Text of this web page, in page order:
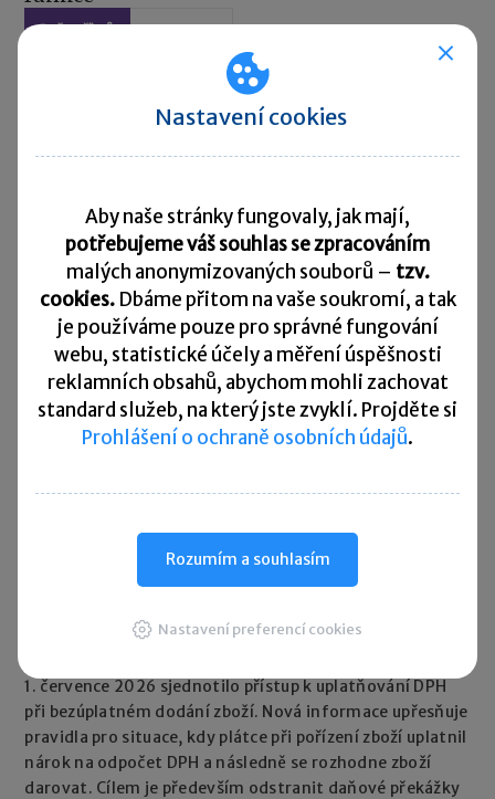
Daň z příjmů 01. 08. 2016
Jednatelé odpovídají za škodu, kterou způsobí při výkonu
funkce. Aby předcházeli dopadům svých případných
špatných rozhodnutí, mohou se pojistit. Jaké jsou daňové
aspekty pojištění odpovědnosti za škodu vzniklou při
výkonu funkce jednatele?
Změny v zákoně o DPH od května 2016
03. 06. 2016
Zatím poslední platná novela zákona o DPH vstoupila
v platnost od května tohoto roku. Jaké změny novela
přinesla a jaké další novinky naši zákonodárci v oblasti
daně z přidané hodnoty pro rok 2016 ještě plánují?
Nastíníme si v tomto článku.
2 3 4 › »
Rychlé zprávy
1. července 2026 sjednotilo přístup k uplatňování DPH
při bezúplatném dodání zboží. Nová informace upřesňuje
pravidla pro situace, kdy plátce při pořízení zboží uplatnil
nárok na odpočet DPH a následně se rozhodne zboží
darovat. Cílem je především odstranit daňové překážky
Nastavení cookies
Aby naše stránky fungovaly, jak mají,
potřebujeme váš souhlas se zpracováním
malých anonymizovaných souborů – tzv.
cookies. Dbáme přitom na vaše soukromí, a tak
je používáme pouze pro správné fungování
webu, statistické účely a měření úspěšnosti
reklamních obsahů, abychom mohli zachovat
standard služeb, na který jste zvyklí. Projděte si
Prohlášení o ochraně osobních údajů.
Rozumím a souhlasím
Nastavení preferencí cookies